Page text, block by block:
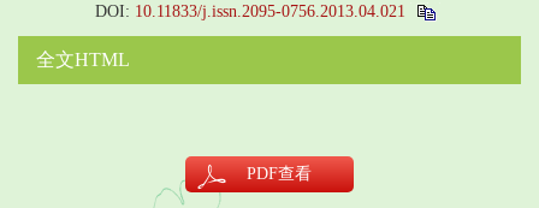
DOI: 10.11833/j.issn.2095-0756.2013.04.021
全文HTML
PDF查看